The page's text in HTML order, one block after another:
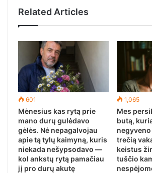
Related Articles
601
Mėnesius kas rytą prie
mano durų gulėdavo
gėlės. Nė nepagalvojau
apie tą tylų kaimyną, kuris
niekada nešypsodavo —
kol ankstų rytą pamačiau
jį pro durų akutę
1,065
Mes
butą,
trečią
keistus
tuščio